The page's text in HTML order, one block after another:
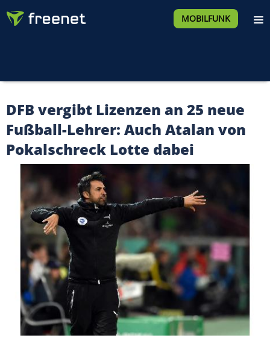
MOBILFUNK
DFB vergibt Lizenzen an 25 neue
Fußball-Lehrer: Auch Atalan von
Pokalschreck Lotte dabei